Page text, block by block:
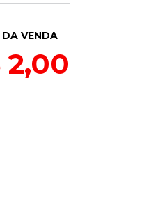
VENDA
2,00